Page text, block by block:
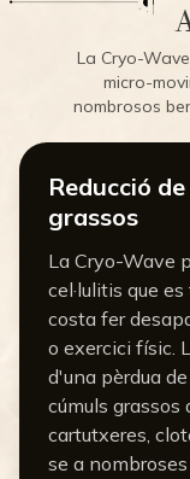
La Cryo-
micro-
nombrosos
Reducció
grassos
La Cryo-Wave
cel·lulitis que
costa fer
o exercici físic.
d'una pèrdua
cúmuls
cartutxeres,
se a